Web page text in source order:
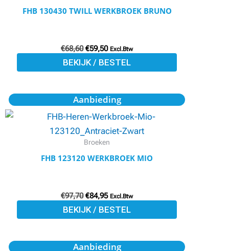
FHB 130430 TWILL WERKBROEK BRUNO
€68,60 €59,50 Excl.Btw
BEKIJK / BESTEL
optie
kan
worden
op
de
productpagina
Aanbieding
Broeken
FHB 123120 WERKBROEK MIO
€97,70
Oorspronkelijke
prijs
was:
€97,70.
€84,95
Huidige
prijs
is:
€84,95.
Excl.Btw
BEKIJK / BESTEL
Dit
product
heeft
meerdere
variaties.
kan
gekozen
op
Aanbieding
Oorspronkelijke
Huidige
Dit